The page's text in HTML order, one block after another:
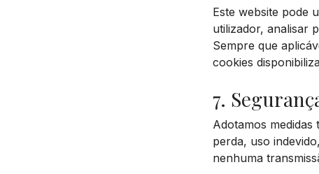
Este website pode
utilizador, analisar
Sempre que
cookies
7.
Adotamos
perda, uso
nenhuma